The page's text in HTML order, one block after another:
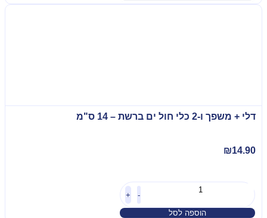
דלי + משפך ו-2 כלי חול ים ברשת – 14 ס"מ
₪14.90
+
הוספה לסל